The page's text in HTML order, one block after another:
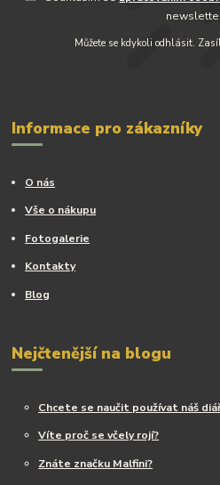
Můžete se kdykoli odhlásit.
Informace pro zákazníky
O nás
Vše o nákupu
Fotogalerie
Kontakty
Blog
Nejčtenější na blogu
Chcete se naučit používat náš
Víte proč se včely rojí?
Znáte značku Malfini?